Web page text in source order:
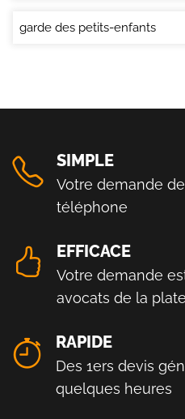
garde des petits-enfants
SIMPLE
Votre demande
téléphone
EFFICACE
Votre demande
avocats de la
RAPIDE
Des 1ers devis
quelques heures